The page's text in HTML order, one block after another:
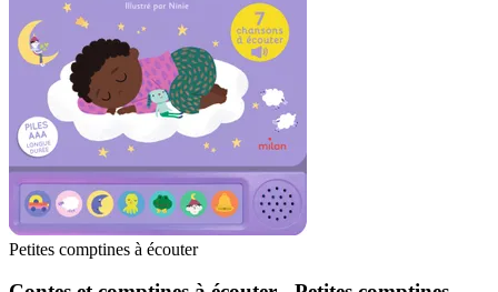
Petites comptines à écouter